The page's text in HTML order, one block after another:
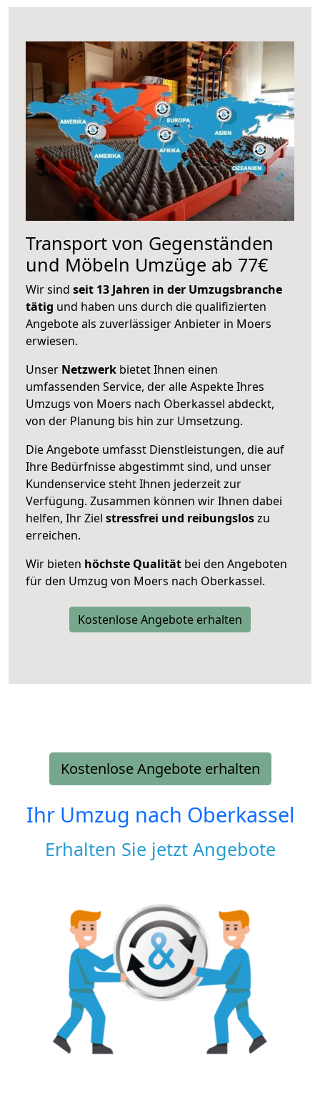
Transport von Gegenständen
und Möbeln Umzüge ab 77€
Wir sind seit 13 Jahren in der Umzugsbranche
tätig und haben uns durch die qualifizierten
Angebote als zuverlässiger Anbieter in Moers
erwiesen.
Unser Netzwerk bietet Ihnen einen
umfassenden Service, der alle Aspekte Ihres
Umzugs von Moers nach Oberkassel abdeckt,
von der Planung bis hin zur Umsetzung.
Die Angebote umfasst Dienstleistungen, die auf
Ihre Bedürfnisse abgestimmt sind, und unser
Kundenservice steht Ihnen jederzeit zur
Verfügung. Zusammen können wir Ihnen dabei
helfen, Ihr Ziel stressfrei und reibungsloszu
erreichen.
Wir bieten höchste Qualität bei den Angeboten
für den Umzug von Moers nach Oberkassel.
Kostenlose Angebote erhalten
Kostenlose Angebote erhalten
Ihr Umzug nach Oberkassel
Erhalten Sie jetzt Angebote